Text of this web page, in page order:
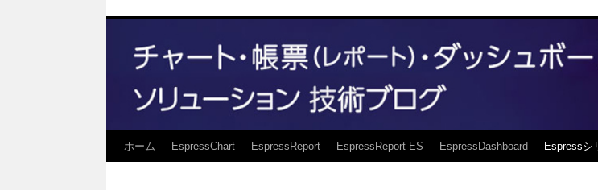
ホーム EspressChart EspressReport EspressReport ES EspressDashboard Espressシ